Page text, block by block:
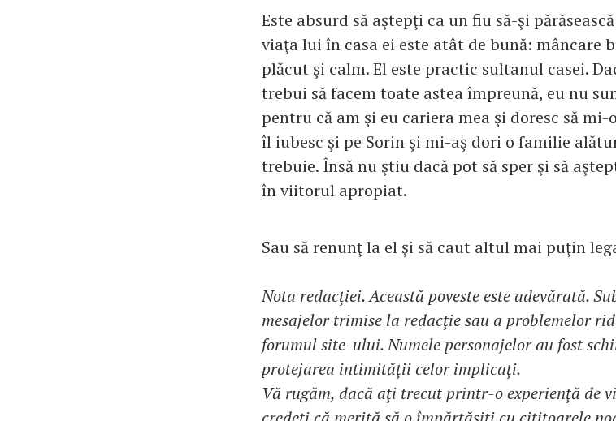
Este absurd să aştepţi ca un fiu să-şi
viaţa lui în casa ei este atât de bună: mâncare
plăcut şi calm. El este practic sultanul casei.
trebui să facem toate astea împreună, eu nu
pentru că am şi eu cariera mea şi doresc să
îl iubesc şi pe Sorin şi mi-aş dori o familie
trebuie. Însă nu ştiu dacă pot să sper şi să
în viitorul apropiat.
Sau să renunţ la el şi să caut altul mai puţin
Nota redacţiei. Această poveste este adevărată.
mesajelor trimise la redacţie sau a problemelor
forumul site-ului. Numele personajelor au fost
protejarea intimităţii celor implicaţi.
Vă rugăm, dacă aţi trecut printr-o experienţă de